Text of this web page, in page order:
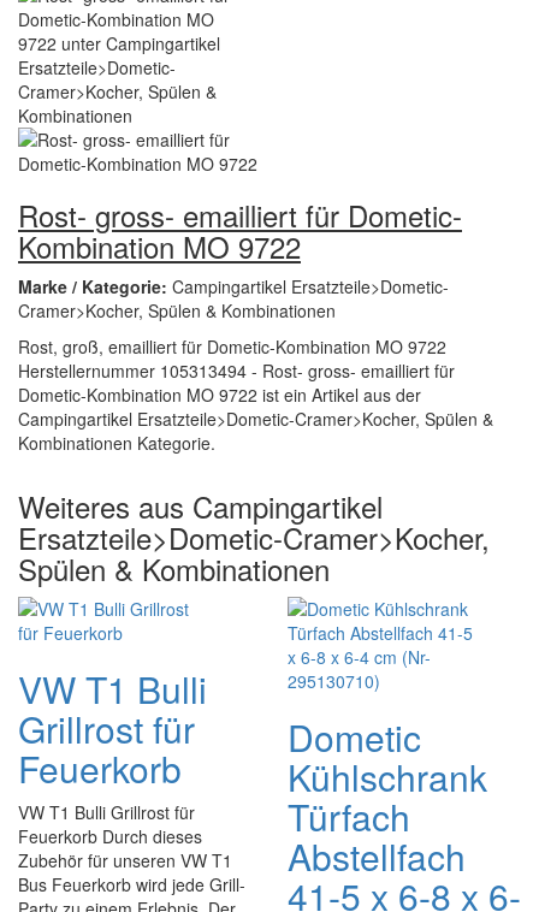
Rost- gross- emailliert für Dometic-
Kombination MO 9722
Marke / Kategorie: Campingartikel Ersatzteile>Dometic-
Cramer>Kocher, Spülen & Kombinationen
Rost, groß, emailliert für Dometic-Kombination MO 9722
Herstellernummer 105313494 - Rost- gross- emailliert für
Dometic-Kombination MO 9722 ist ein Artikel aus der
Campingartikel Ersatzteile>Dometic-Cramer>Kocher, Spülen &
Kombinationen Kategorie.
Weiteres aus Campingartikel
Ersatzteile>Dometic-Cramer>Kocher,
Spülen & Kombinationen
VW T1 Bulli
Grillrost für
Feuerkorb
VW T1 Bulli Grillrost für
Feuerkorb Durch dieses
Zubehör für unseren VW T1
Bus Feuerkorb wird jede Grill-
Dometic
Kühlschrank
Türfach
Abstellfach
41-5 x 6-8 x 6-